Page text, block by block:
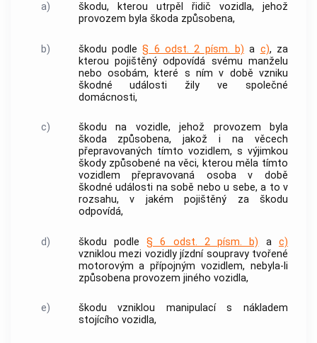
a)
škodu, kterou utrpěl řidič vozidla, jehož
provozem byla škoda způsobena,
b) škodu podle§ 6 odst. 2 písm. b) a c), za
kterou pojištěný odpovídá svému manželu
nebo osobám, které s ním v době vzniku
škodné události žily ve společné
domácnosti,
c)
škodu na vozidle, jehož provozem byla
škoda způsobena, jakož i na věcech
přepravovaných tímto vozidlem, s výjimkou
škody způsobené na věci, kterou měla tímto
vozidlem přepravovaná osoba v době
škodné události na sobě nebo u sebe, a to v
rozsahu, v jakém pojištěný za škodu
odpovídá,
d) škodu podle§ 6 odst. 2 písm. b) ac)
vzniklou mezi vozidly jízdní soupravy tvořené
motorovým a přípojným vozidlem, nebyla-li
způsobena provozem jiného vozidla,
e)
škodu vzniklou manipulací s nákladem
stojícího vozidla,